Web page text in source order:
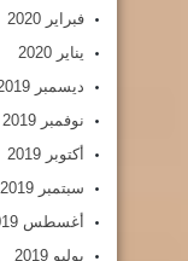
فبراير 2020
يناير 2020
ديسمبر 2019
نوفمبر 2019
أكتوبر 2019
سبتمبر 2019
أغسطس 2019
يوليو 2019